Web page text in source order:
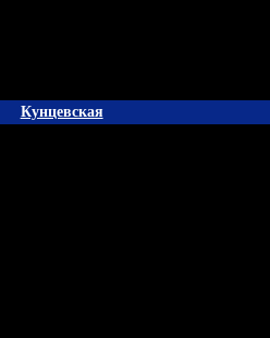
Кунцевская